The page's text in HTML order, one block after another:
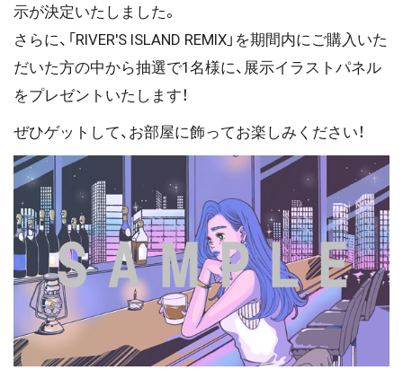
示が決定いたしました。
さらに、「RIVER'S ISLAND REMIX」を期間内にご購入いた
だいた方の中から抽選で1名様に、展示イラストパネル
をプレゼントいたします！
ぜひゲットして、お部屋に飾ってお楽しみください！